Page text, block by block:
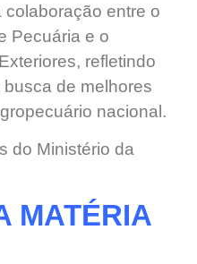
colaboração entre o
Pecuária e o
refletindo
de melhores
nacional.
do Ministério da
MATÉRIA